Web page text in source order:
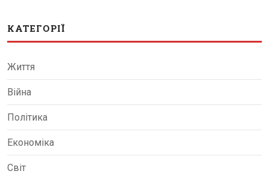
КАТЕГОРІЇ
Життя
Війна
Політика
Економіка
Світ